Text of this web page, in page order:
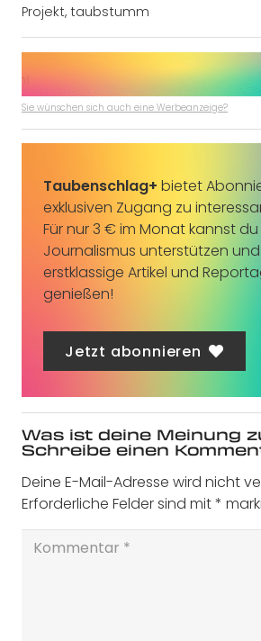
Projekt, taubstumm
Sie wünschen sich auch eine Werbeanzeige?
Taubenschlag+ bietet
exklusiven Zugang zu
Für nur 3 € im Monat kannst
Journalismus unterstützen
erstklassige Artikel und
genießen!
Jetzt abonnieren
Was ist deine Meinung
Schreibe einen
Deine E-Mail-Adresse wird nicht
Erforderliche Felder sind mit*